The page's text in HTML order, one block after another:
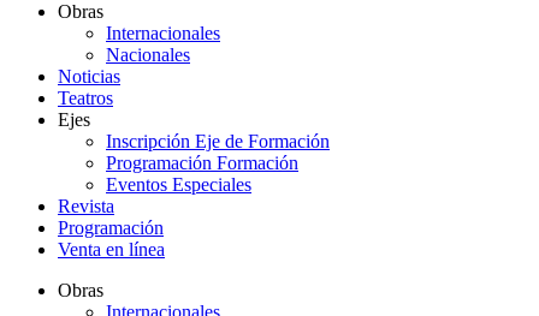
Obras
Internacionales
Nacionales
Noticias
Teatros
Ejes
Inscripción Eje de Formación
Programación Formación
Eventos Especiales
Revista
Programación
Venta en línea
Obras
Internacionales